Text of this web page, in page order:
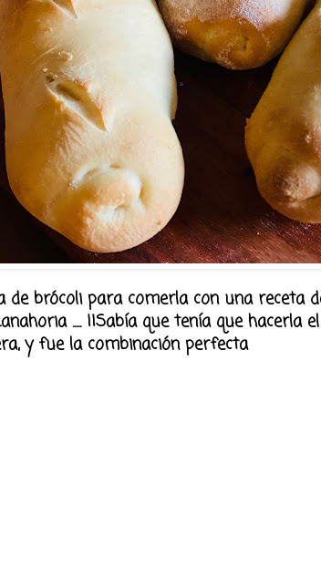
brócoli para comerla con una receta
..... ¡¡Sabía que tenía que
y fue la combinación perfecta